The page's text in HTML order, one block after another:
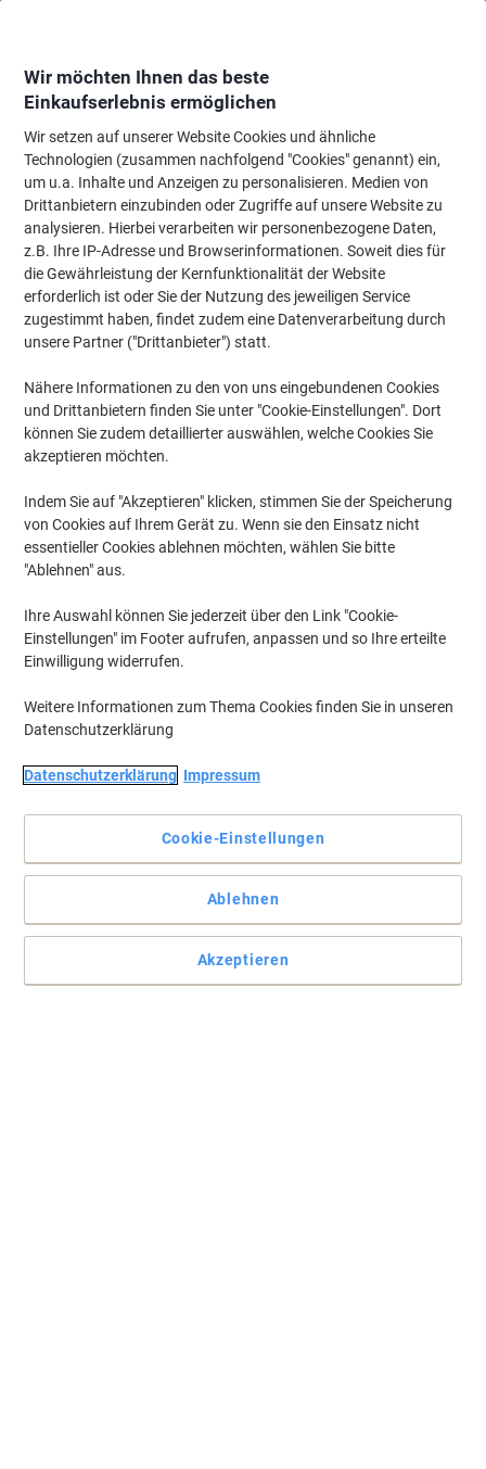
Startseite Büromöbel Büromöbel Schreibtische & Tische Bürotisch-
Hammerbacher Erweiterungsplatte BA60 Buche 600 x
800 x 720 mm
Marke: Hammerbacher Artikelnr.: 1204998
Vollständige Beschreibung lesen
Mehr Kaufen, Mehr Sparen
€ 199,99
pro Stück
Ab 2 Stück
€ 239,99 inkl. USt
Menge exkl. USt
Stück € 209,99
2+Stück € 199,99 -4%
Versand durch Lieferanten
Menge
Zu einer Liste
Lieferinformationen
Wir möchten Ihnen das beste
Einkaufserlebnis ermöglichen
Wir setzen auf unserer Website Cookies und ähnliche
Technologien (zusammen nachfolgend "Cookies" genannt) ein,
um u.a. Inhalte und Anzeigen zu personalisieren. Medien von
Drittanbietern einzubinden oder Zugriffe auf unsere Website zu
analysieren. Hierbei verarbeiten wir personenbezogene Daten,
z.B. Ihre IP-Adresse und Browserinformationen. Soweit dies für
die Gewährleistung der Kernfunktionalität der Website
erforderlich ist oder Sie der Nutzung des jeweiligen Service
zugestimmt haben, findet zudem eine Datenverarbeitung durch
unsere Partner ("Drittanbieter") statt.
Nähere Informationen zu den von uns eingebundenen Cookies
und Drittanbietern finden Sie unter "Cookie-Einstellungen". Dort
können Sie zudem detaillierter auswählen, welche Cookies Sie
akzeptieren möchten.
Indem Sie auf "Akzeptieren" klicken, stimmen Sie der Speicherung
von Cookies auf Ihrem Gerät zu. Wenn sie den Einsatz nicht
essentieller Cookies ablehnen möchten, wählen Sie bitte
"Ablehnen" aus.
Ihre Auswahl können Sie jederzeit über den Link "Cookie-
Einstellungen" im Footer aufrufen, anpassen und so Ihre erteilte
Einwilligung widerrufen.
Weitere Informationen zum Thema Cookies finden Sie in unseren
Datenschutzerklärung
Datenschutzerklärung Impressum
Cookie-Einstellungen
Ablehnen
Akzeptieren